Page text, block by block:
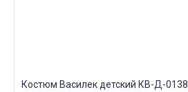
Костюм Василек детский КВ-Д-0138